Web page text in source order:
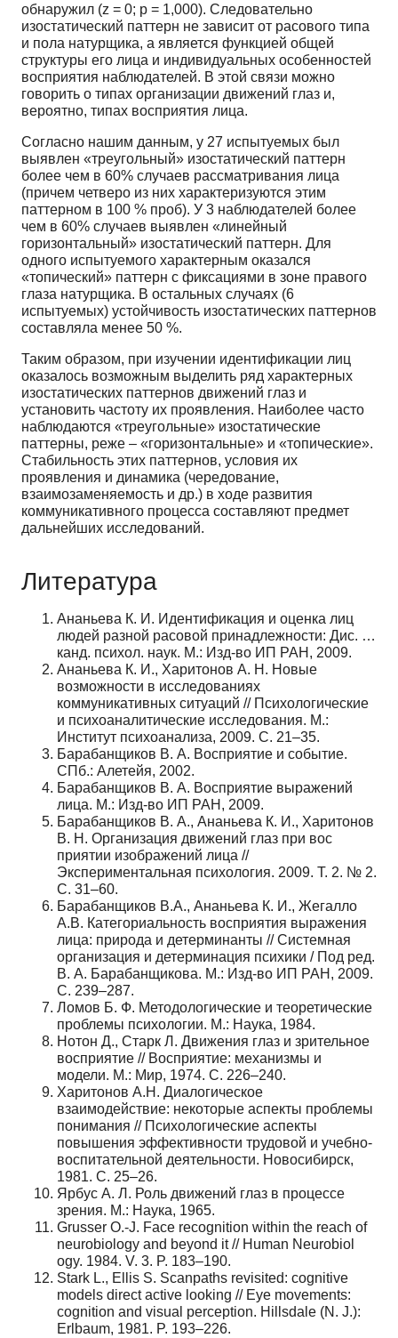
обнаружил (z = 0; p = 1,000). Следовательно
изостатический паттерн не зависит от расового типа
и пола натурщика, а является функцией общей
структуры его лица и индивидуальных особенностей
восприятия наблюдателей. В этой связи можно
говорить о типах организации движений глаз и,
вероятно, типах восприятия лица.
Согласно нашим данным, у 27 испытуемых был
выявлен «треугольный» изостатический паттерн
более чем в 60% случаев рассматривания лица
(причем четверо из них характеризуются этим
паттерном в 100 % проб). У 3 наблюдателей более
чем в 60% случаев выявлен «линейный
горизонтальный» изостатический паттерн. Для
одного испытуемого характерным оказался
«топический» паттерн с фиксациями в зоне правого
глаза натурщика. В остальных случаях (6
испытуемых) устойчивость изостатических паттернов
составляла менее 50 %.
Таким образом, при изучении идентификации лиц
оказалось возможным выделить ряд характерных
изостатических паттернов движений глаз и
установить частоту их проявления. Наиболее часто
наблюдаются «треугольные» изостатические
паттерны, реже – «горизонтальные» и «топические».
Стабильность этих паттернов, условия их
проявления и динамика (чередование,
взаимозаменяемость и др.) в ходе развития
коммуникативного процесса составляют предмет
дальнейших исследований.
Литература
Ананьева К. И. Идентификация и оценка лиц
людей разной расовой принадлежности: Дис. …
канд. психол. наук. М.: Изд-во ИП РАН, 2009.
Ананьева К. И., Харитонов А. Н. Новые
возможности в исследованиях
коммуникативных ситуаций // Психологические
и психоаналитические исследования. М.:
Институт психоанализа, 2009. С. 21–35.
Барабанщиков В. А. Восприятие и событие.
СПб.: Алетейя, 2002.
Барабанщиков В. А. Восприятие выражений
лица. М.: Изд-во ИП РАН, 2009.
Барабанщиков В. А., Ананьева К. И., Харитонов
В. Н. Организация движений глаз при вос
приятии изображений лица //
Экспериментальная психология. 2009. Т. 2. № 2.
С. 31–60.
Барабанщиков В.А., Ананьева К. И., Жегалло
А.В. Категориальность восприятия выражения
лица: природа и детерминанты // Системная
организация и детерминация психики / Под ред.
В. А. Барабанщикова. М.: Изд-во ИП РАН, 2009.
С. 239–287.
Ломов Б. Ф. Методологические и теоретические
проблемы психологии. М.: Наука, 1984.
Нотон Д., Старк Л. Движения глаз и зрительное
восприятие // Восприятие: механизмы и
модели. М.: Мир, 1974. С. 226–240.
Харитонов А.Н. Диалогическое
взаимодействие: некоторые аспекты проблемы
понимания // Психологические аспекты
повышения эффективности трудовой и учебно-
воспитательной деятельности. Новосибирск,
1981. С. 25–26.
Ярбус А. Л. Роль движений глаз в процессе
зрения. М.: Наука, 1965.
Grusser O.-J. Face recognition within the reach of
neurobiology and beyond it // Human Neurobiol
ogy. 1984. V. 3. P. 183–190.
Stark L., Ellis S. Scanpaths revisited: cognitive
models direct active looking // Eye movements:
cognition and visual perception. Hillsdale (N. J.):
Erlbaum, 1981. P. 193–226.